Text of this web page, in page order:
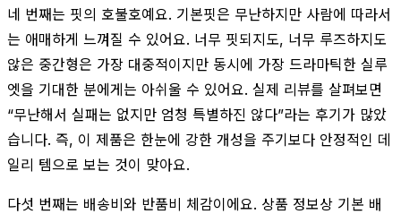
네 번째는 핏의 호불호예요. 기본핏은 무난하지만 사람에 따라서
는 애매하게 느껴질 수 있어요. 너무 핏되지도, 너무 루즈하지도
않은 중간형은 가장 대중적이지만 동시에 가장 드라마틱한 실루
엣을 기대한 분에게는 아쉬울 수 있어요. 실제 리뷰를 살펴보면
“무난해서 실패는 없지만 엄청 특별하진 않다”라는 후기가 많았
습니다. 즉, 이 제품은 한눈에 강한 개성을 주기보다 안정적인 데
일리 템으로 보는 것이 맞아요.
다섯 번째는 배송비와 반품비 체감이에요. 상품 정보상 기본 배